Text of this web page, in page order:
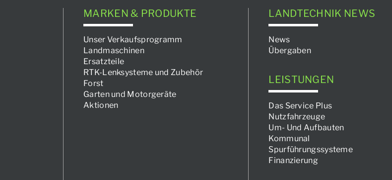
MARKEN & PRODUKTE
Unser Verkaufsprogramm
Landmaschinen
Ersatzteile
RTK-Lenksysteme und Zubehör
Forst
Garten und Motorgeräte
Aktionen
LANDTECHNIK NEWS
News
Übergaben
LEISTUNGEN
Das Service Plus
Nutzfahrzeuge
Um- Und Aufbauten
Kommunal
Spurführungssysteme
Finanzierung